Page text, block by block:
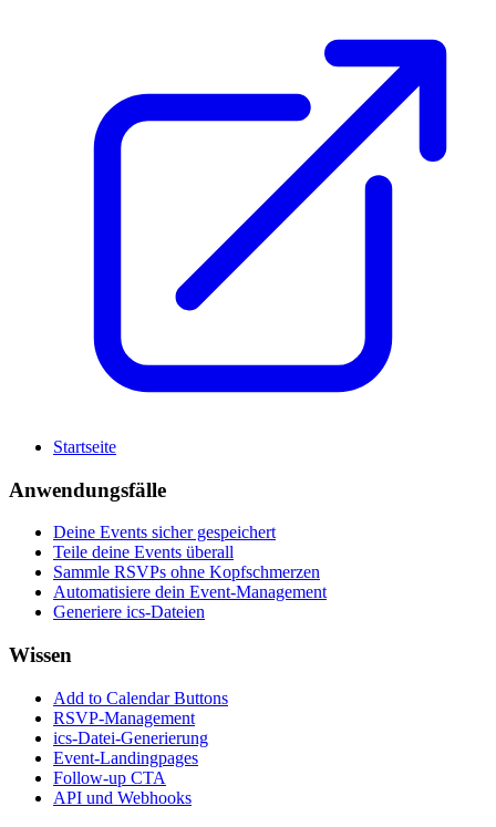
Startseite
Anwendungsfälle
Deine Events sicher gespeichert
Teile deine Events überall
Sammle RSVPs ohne Kopfschmerzen
Automatisiere dein Event-Management
Generiere ics-Dateien
Wissen
Add to Calendar Buttons
RSVP-Management
ics-Datei-Generierung
Event-Landingpages
Follow-up CTA
API und Webhooks